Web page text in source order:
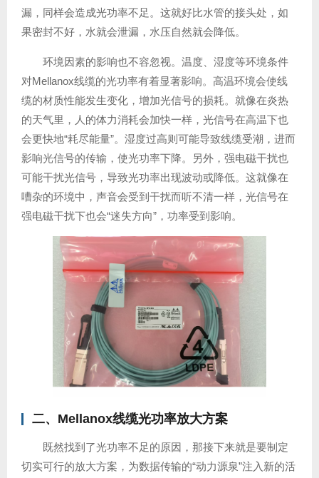
漏，同样会造成光功率不足。这就好比水管的接头处，如
果密封不好，水就会泄漏，水压自然就会降低。
环境因素的影响也不容忽视。温度、湿度等环境条件
对Mellanox线缆的光功率有着显著影响。高温环境会使线
缆的材质性能发生变化，增加光信号的损耗。就像在炎热
的天气里，人的体力消耗会加快一样，光信号在高温下也
会更快地“耗尽能量”。湿度过高则可能导致线缆受潮，进而
影响光信号的传输，使光功率下降。另外，强电磁干扰也
可能干扰光信号，导致光功率出现波动或降低。这就像在
嘈杂的环境中，声音会受到干扰而听不清一样，光信号在
强电磁干扰下也会“迷失方向”，功率受到影响。
二、Mellanox线缆光功率放大方案
既然找到了光功率不足的原因，那接下来就是要制定
切实可行的放大方案，为数据传输的“动力源泉”注入新的活